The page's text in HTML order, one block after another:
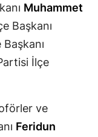
Muhammet
Başkanı
İlçe
ve
Feridun